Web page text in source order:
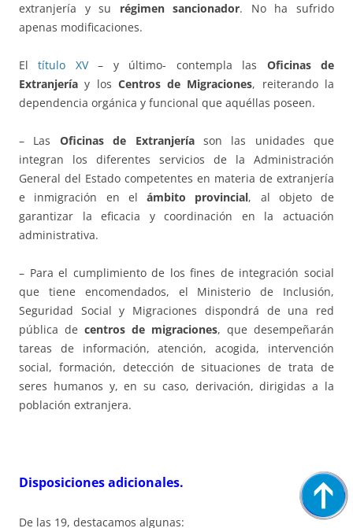
extranjería y su régimen sancionador. No ha sufrido
apenas modificaciones.
Eltítulo XV– y último- contempla las Oficinas de
Extranjería y los Centros de Migraciones, reiterando la
dependencia orgánica y funcional que aquéllas poseen.
– Las Oficinas de Extranjeríason las unidades que
integran los diferentes servicios de la Administración
General del Estado competentes en materia de extranjería
e inmigración en el ámbito provincial, al objeto de
garantizar la eficacia y coordinación en la actuación
administrativa.
– Para el cumplimiento de los fines de integración social
que tiene encomendados, el Ministerio de Inclusión,
Seguridad Social y Migraciones dispondrá de una red
pública de centros de migraciones, que desempeñarán
tareas de información, atención, acogida, intervención
social, formación, detección de situaciones de trata de
seres humanos y, en su caso, derivación, dirigidas a la
población extranjera.
Disposiciones adicionales.
De las 19, destacamos algunas: